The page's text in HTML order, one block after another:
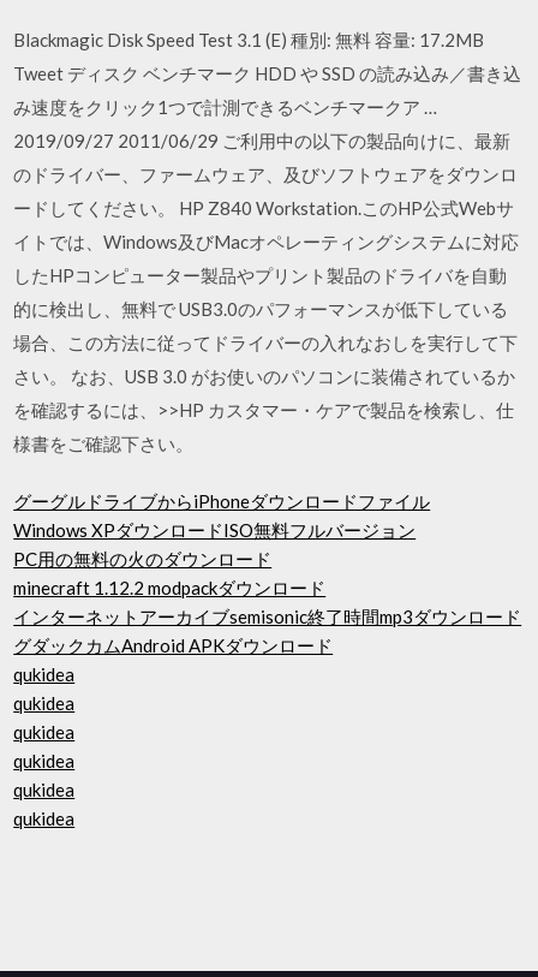
Blackmagic Disk Speed Test 3.1 (E) 種別: 無料 容量: 17.2MB
Tweet ディスク ベンチマーク HDD や SSD の読み込み／書き込
み速度をクリック1つで計測できるベンチマークア …
2019/09/27 2011/06/29 ご利用中の以下の製品向けに、最新
のドライバー、ファームウェア、及びソフトウェアをダウンロ
ードしてください。 HP Z840 Workstation.このHP公式Webサ
イトでは、Windows及びMacオペレーティングシステムに対応
したHPコンピューター製品やプリント製品のドライバを自動
的に検出し、無料で USB3.0のパフォーマンスが低下している
場合、この方法に従ってドライバーの入れなおしを実行して下
さい。 なお、USB 3.0 がお使いのパソコンに装備されているか
を確認するには、>>HP カスタマー・ケアで製品を検索し、仕
様書をご確認下さい。
グーグルドライブからiPhoneダウンロードファイル
Windows XPダウンロードISO無料フルバージョン
PC用の無料の火のダウンロード
minecraft 1.12.2 modpackダウンロード
インターネットアーカイブsemisonic終了時間mp3ダウンロード
グダックカムAndroid APKダウンロード
qukidea
qukidea
qukidea
qukidea
qukidea
qukidea